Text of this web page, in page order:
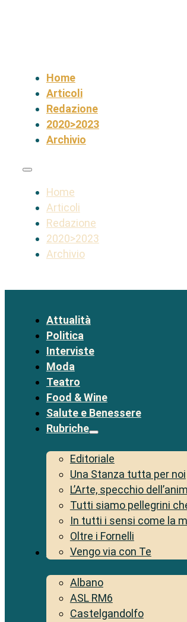
Home
Articoli
Redazione
2020>2023
Archivio
Home
Articoli
Redazione
2020>2023
Archivio
Attualità
Politica
Interviste
Moda
Teatro
Food & Wine
Salute e Benessere
Rubriche
Editoriale
Una Stanza tutta per noi
L’Arte, specchio
Tutti siamo pellegrini
In tutti i sensi come la
Oltre i Fornelli
Vengo via con Te
Territorio
Albano
ASL RM6
Castelgandolfo